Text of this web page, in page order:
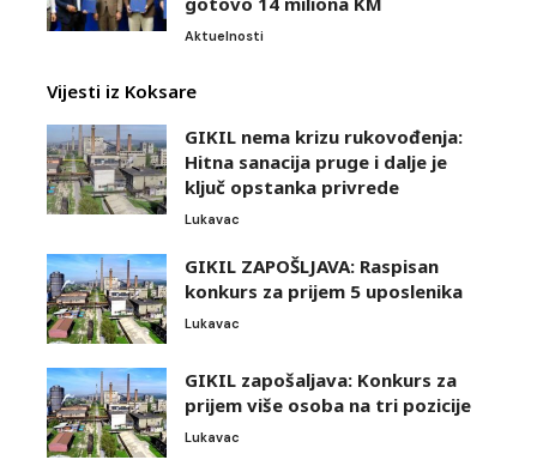
Aktuelnosti
Vijesti iz Koksare
GIKIL nema krizu rukovođenja:
Hitna sanacija pruge i dalje je
ključ opstanka privrede
Lukavac
GIKIL ZAPOŠLJAVA: Raspisan
konkurs za prijem 5 uposlenika
Lukavac
GIKIL zapošaljava: Konkurs za
prijem više osoba na tri pozicije
Lukavac